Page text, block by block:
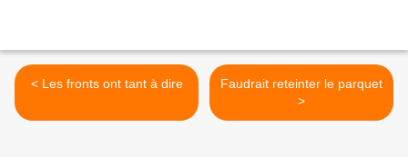
< Les fronts ont tant à dire
Faudrait reteinter le parquet
>